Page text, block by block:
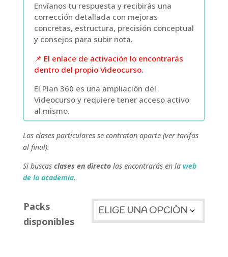
Envíanos tu respuesta y recibirás una
corrección detallada con mejoras
concretas, estructura, precisión conceptual
y consejos para subir nota.
📌 El enlace de activación lo encontrarás
dentro del propio Videocurso.
El Plan 360 es una ampliación del
Videocurso y requiere tener acceso activo
al mismo.
Las clases particulares se contratan aparte (ver tarifas
al final).
Si buscas clases en directolas encontrarás en la web
de la academia.
Packs
disponibles